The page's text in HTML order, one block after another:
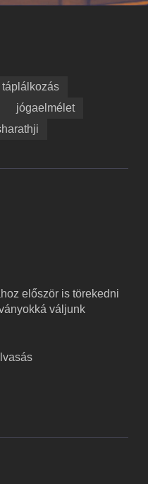
táplálkozás
jógaelmélet
először is törekedni
váljunk